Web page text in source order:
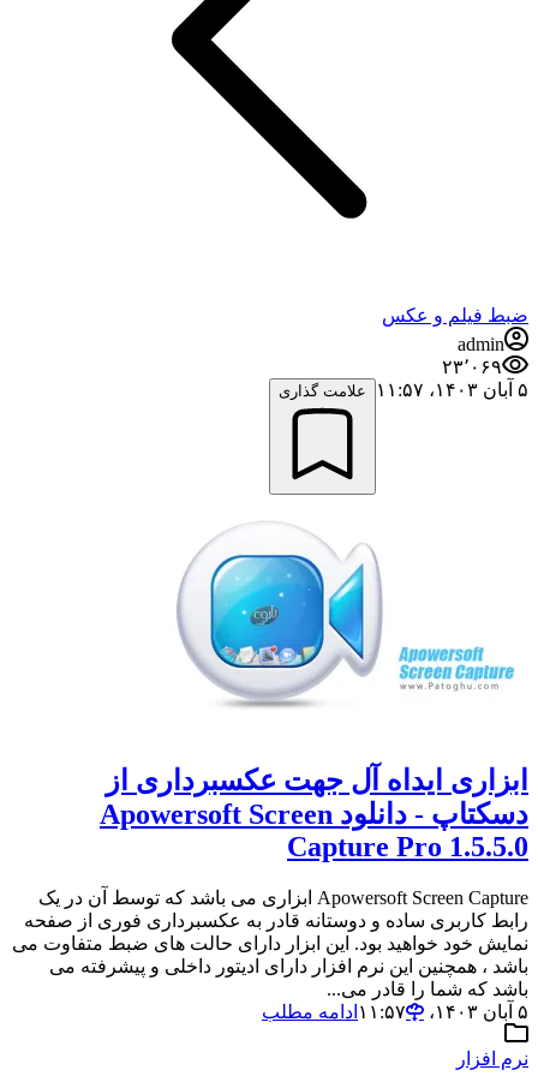
ضبط فيلم و عكس
admin
۲۳٬۰۶۹
۵ آبان ۱۴۰۳،‏ ۱۱:۵۷
علامت گذاری
ابزاری ایداه آل جهت عکسبرداری از
دسکتاپ - دانلود Apowersoft Screen
Capture Pro 1.5.5.0
Apowersoft Screen Capture ابزاری می باشد که توسط آن در یک
رابط کاربری ساده و دوستانه قادر به عکسبرداری فوری از صفحه
نمایش خود خواهید بود. این ابزار دارای حالت های ضبط متفاوت می
باشد ، همچنین این نرم افزار دارای ادیتور داخلی و پیشرفته می
باشد که شما را قادر می...
۵ آبان ۱۴۰۳،‏ ۱۱:۵۷
ادامه مطلب
نرم افزار